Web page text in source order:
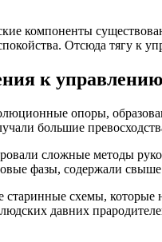
компоненты
Отсюда тягу к
к управлению
опоры,
большие
сложные методы
фазы, содержали свыше
схемы, которые
давних